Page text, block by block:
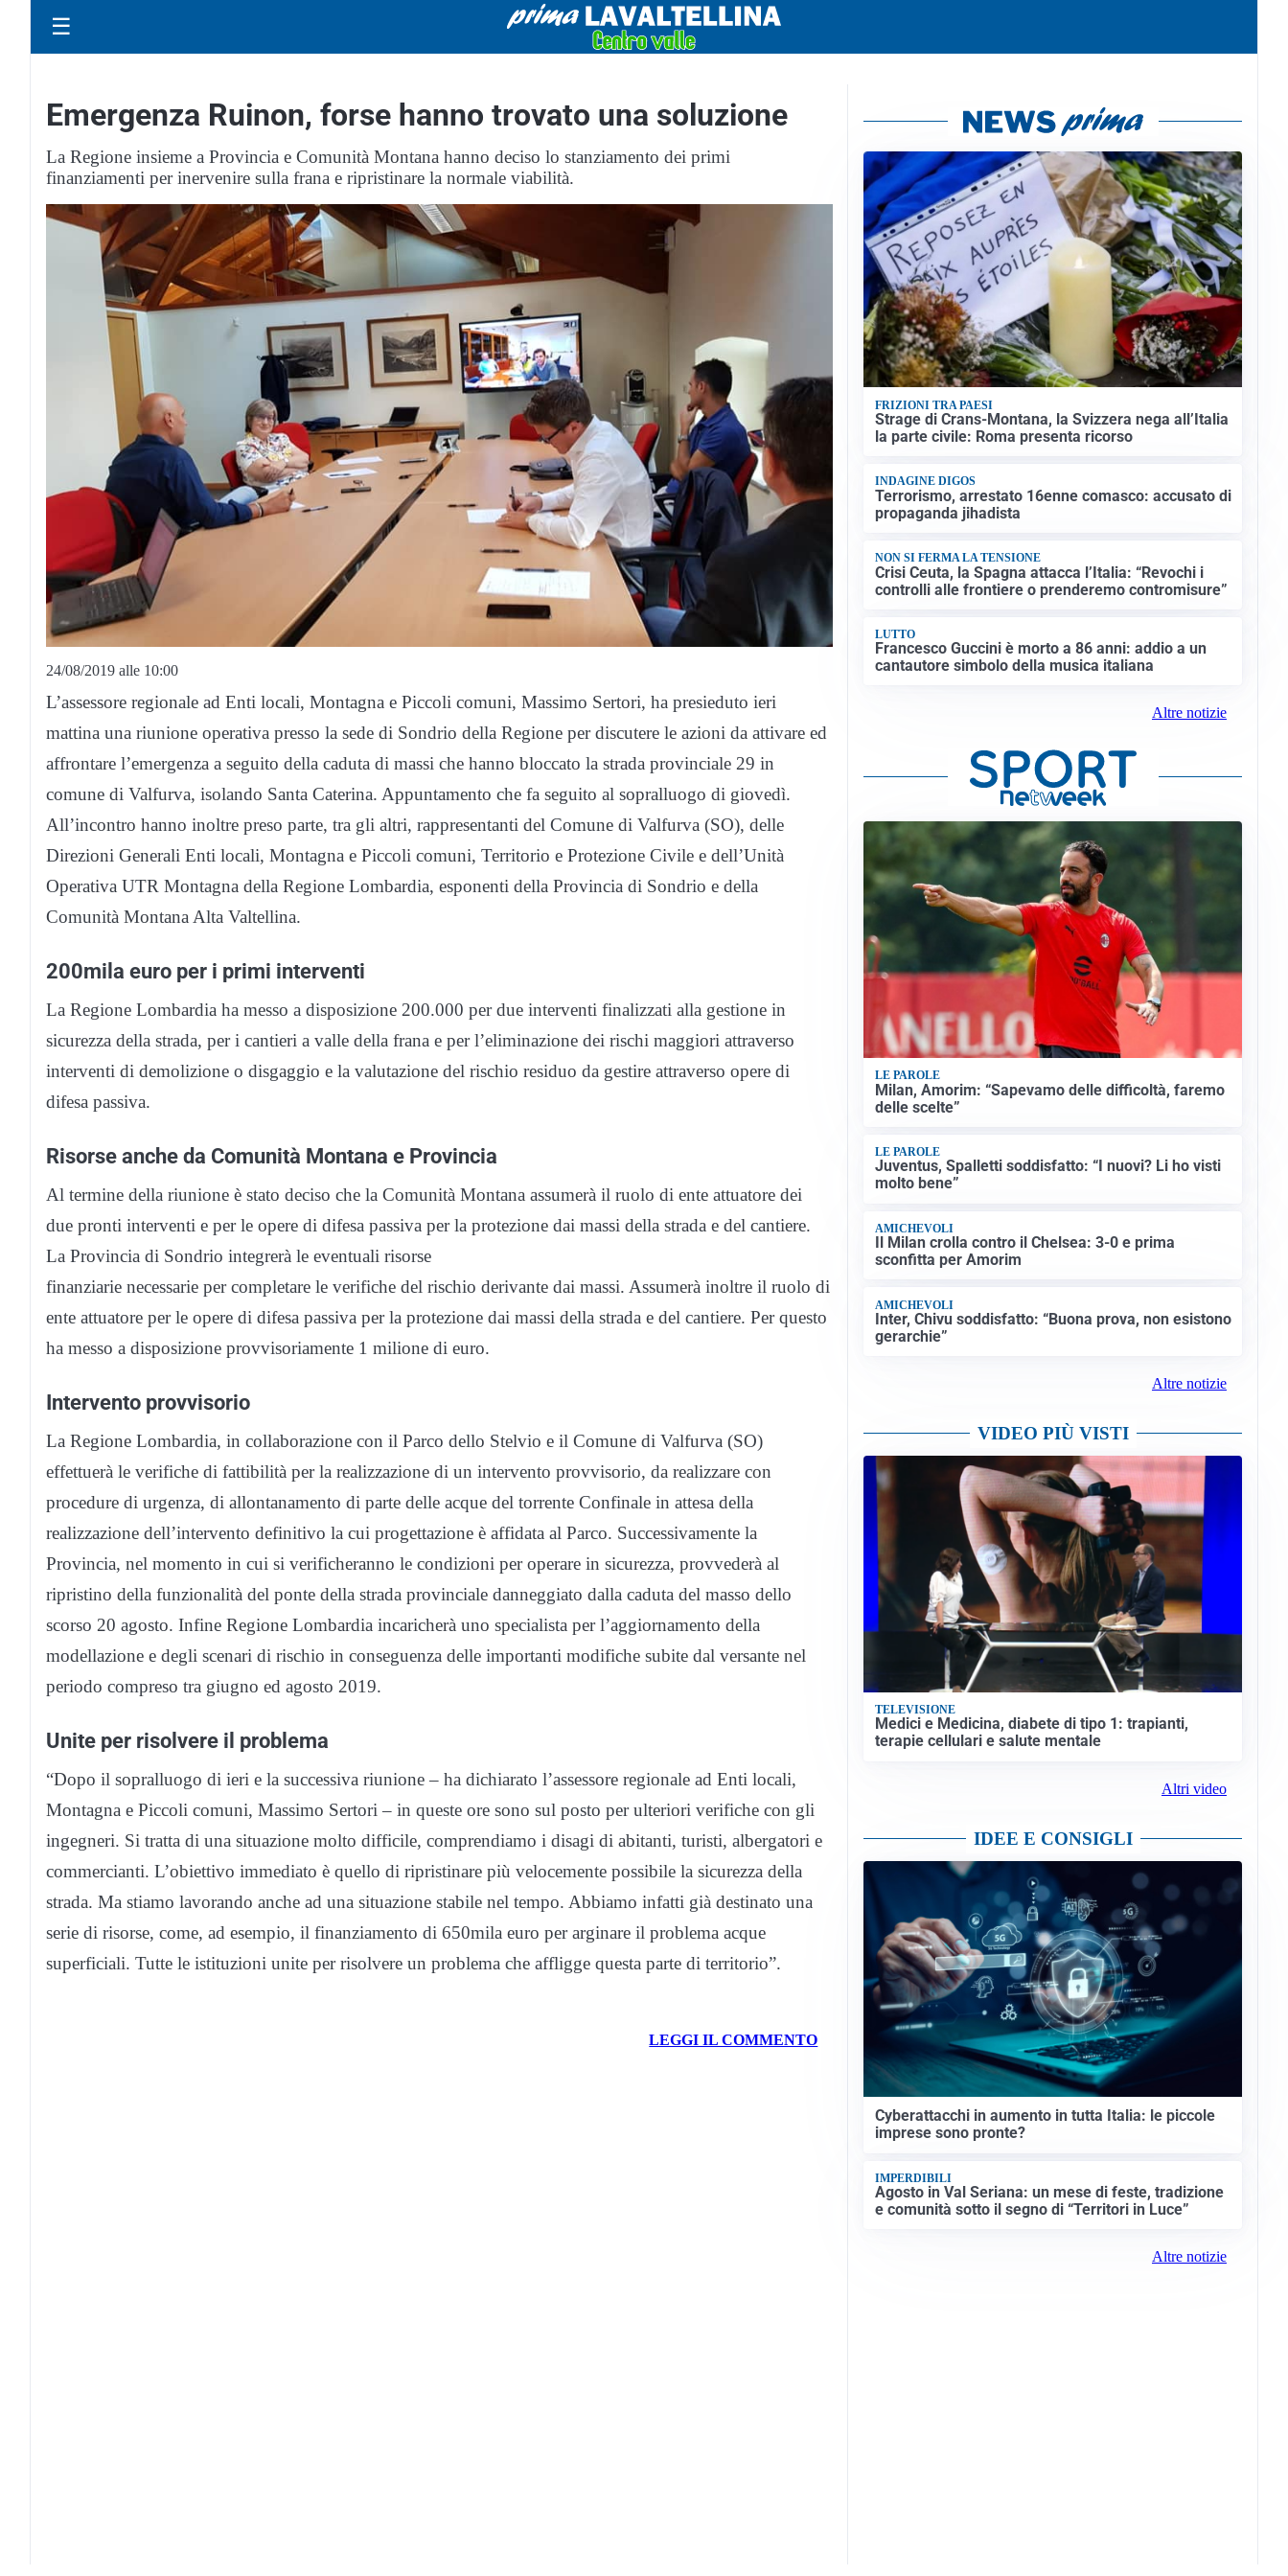
☰
Emergenza Ruinon, forse hanno trovato una soluzione
La Regione insieme a Provincia e Comunità Montana hanno deciso lo stanziamento dei primi
finanziamenti per inervenire sulla frana e ripristinare la normale viabilità.
24/08/2019 alle 10:00
L’assessore regionale ad Enti locali, Montagna e Piccoli comuni, Massimo Sertori, ha presieduto ieri
mattina una riunione operativa presso la sede di Sondrio della Regione per discutere le azioni da attivare ed
affrontare l’emergenza a seguito della caduta di massi che hanno bloccato la strada provinciale 29 in
comune di Valfurva, isolando Santa Caterina. Appuntamento che fa seguito al sopralluogo di giovedì.
All’incontro hanno inoltre preso parte, tra gli altri, rappresentanti del Comune di Valfurva (SO), delle
Direzioni Generali Enti locali, Montagna e Piccoli comuni, Territorio e Protezione Civile e dell’Unità
Operativa UTR Montagna della Regione Lombardia, esponenti della Provincia di Sondrio e della
Comunità Montana Alta Valtellina.
200mila euro per i primi interventi
La Regione Lombardia ha messo a disposizione 200.000 per due interventi finalizzati alla gestione in
sicurezza della strada, per i cantieri a valle della frana e per l’eliminazione dei rischi maggiori attraverso
interventi di demolizione o disgaggio e la valutazione del rischio residuo da gestire attraverso opere di
difesa passiva.
Risorse anche da Comunità Montana e Provincia
Al termine della riunione è stato deciso che la Comunità Montana assumerà il ruolo di ente attuatore dei
due pronti interventi e per le opere di difesa passiva per la protezione dai massi della strada e del cantiere.
La Provincia di Sondrio integrerà le eventuali risorse
finanziarie necessarie per completare le verifiche del rischio derivante dai massi. Assumerà inoltre il ruolo di
ente attuatore per le opere di difesa passiva per la protezione dai massi della strada e del cantiere. Per questo
ha messo a disposizione provvisoriamente 1 milione di euro.
Intervento provvisorio
La Regione Lombardia, in collaborazione con il Parco dello Stelvio e il Comune di Valfurva (SO)
effettuerà le verifiche di fattibilità per la realizzazione di un intervento provvisorio, da realizzare con
procedure di urgenza, di allontanamento di parte delle acque del torrente Confinale in attesa della
realizzazione dell’intervento definitivo la cui progettazione è affidata al Parco. Successivamente la
Provincia, nel momento in cui si verificheranno le condizioni per operare in sicurezza, provvederà al
ripristino della funzionalità del ponte della strada provinciale danneggiato dalla caduta del masso dello
scorso 20 agosto. Infine Regione Lombardia incaricherà uno specialista per l’aggiornamento della
modellazione e degli scenari di rischio in conseguenza delle importanti modifiche subite dal versante nel
periodo compreso tra giugno ed agosto 2019.
Unite per risolvere il problema
“Dopo il sopralluogo di ieri e la successiva riunione – ha dichiarato l’assessore regionale ad Enti locali,
Montagna e Piccoli comuni, Massimo Sertori – in queste ore sono sul posto per ulteriori verifiche con gli
ingegneri. Si tratta di una situazione molto difficile, comprendiamo i disagi di abitanti, turisti, albergatori e
commercianti. L’obiettivo immediato è quello di ripristinare più velocemente possibile la sicurezza della
strada. Ma stiamo lavorando anche ad una situazione stabile nel tempo. Abbiamo infatti già destinato una
serie di risorse, come, ad esempio, il finanziamento di 650mila euro per arginare il problema acque
superficiali. Tutte le istituzioni unite per risolvere un problema che affligge questa parte di territorio”.
LEGGI IL COMMENTO
FRIZIONI TRA PAESI
Strage di Crans-Montana, la Svizzera nega all’Italia
la parte civile: Roma presenta ricorso
INDAGINE DIGOS
Terrorismo, arrestato 16enne comasco: accusato di
propaganda jihadista
NON SI FERMA LA TENSIONE
Crisi Ceuta, la Spagna attacca l’Italia: “Revochi i
controlli alle frontiere o prenderemo contromisure”
LUTTO
Francesco Guccini è morto a 86 anni: addio a un
cantautore simbolo della musica italiana
Altre notizie
LE PAROLE
Milan, Amorim: “Sapevamo delle difficoltà, faremo
delle scelte”
LE PAROLE
Juventus, Spalletti soddisfatto: “I nuovi? Li ho visti
molto bene”
AMICHEVOLI
Il Milan crolla contro il Chelsea: 3-0 e prima
sconfitta per Amorim
AMICHEVOLI
Inter, Chivu soddisfatto: “Buona prova, non esistono
gerarchie”
Altre notizie
VIDEO PIÙ VISTI
TELEVISIONE
Medici e Medicina, diabete di tipo 1: trapianti,
terapie cellulari e salute mentale
Altri video
IDEE E CONSIGLI
Cyberattacchi in aumento in tutta Italia: le piccole
imprese sono pronte?
IMPERDIBILI
Agosto in Val Seriana: un mese di feste, tradizione
e comunità sotto il segno di “Territori in Luce”
Altre notizie